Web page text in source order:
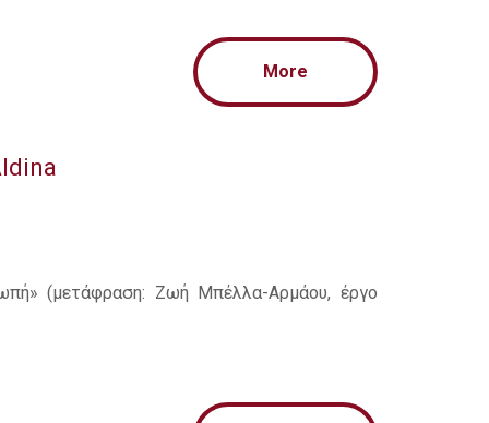
More
(μετάφραση: Ζωή Μπέλλα-Αρμάου, έργο